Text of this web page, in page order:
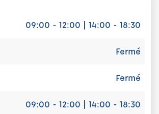
09:00 - 12:00 | 14:00 - 18:30
Fermé
Fermé
09:00 - 12:00 | 14:00 - 18:30